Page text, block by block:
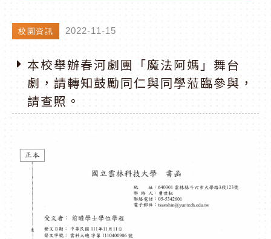
校園資訊 2022-11-15
本校舉辦春河劇團「魔法阿媽」舞台
劇，請轉知鼓勵同仁與同學蒞臨參與，
請查照。